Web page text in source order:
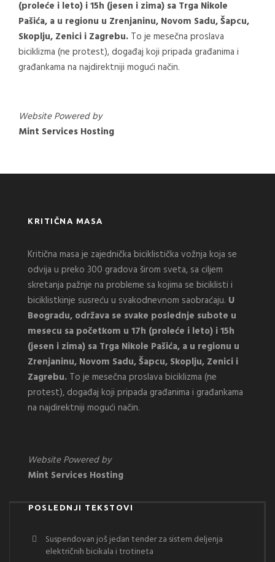
(proleće i leto) i 15h (jesen i zima) sa Trga Nikole
Pašića, a u regionu u Zrenjaninu, Novom Sadu, Šapcu,
Skoplju, Zenici i Zagrebu. To je mesečna proslava
biciklizma (ne protest), događaj koji pripada građanima i
građankama na najdirektniji mogući način.
Website Powered by
Mint Services Hosting
KRITIČNA MASA
Kritična masa je zajednička biciklistička vožnja koja se
odvija u preko 300 gradova širom sveta, sa ciljem
skretanja pažnje na probleme sa kojima se biciklisti i
biciklistkinje susreću u svakodnevnom saobraćaju. U
Beogradu, održava se svake poslednje subote u
mesecu sa početkom u 17h (proleće i leto) i 15h
(jesen i zima) sa Trga Nikole Pašića, a u regionu u
Zrenjaninu, Novom Sadu, Šapcu, Skoplju, Zenici i
Zagrebu. To je mesečna proslava biciklizma (ne
protest), događaj koji pripada građanima i građankama
na najdirektniji mogući način.
Website Powered by
Mint Services Hosting
POSLEDNJI TEKSTOVI
Suspendovan još jedan tender za sistem deljenja
električnih bicikala i trotineta